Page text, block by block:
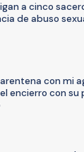
a cinco
de abuso
con mi
encierro con